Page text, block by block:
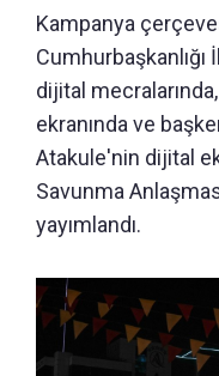
Kampanya
Cumhurbaşkanlığı
dijital
ekranında ve
Atakule'nin dijital
Savunma
yayımlandı.